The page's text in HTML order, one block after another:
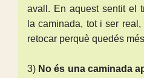
avall. En aquest sentit el
la caminada, tot i ser
retocar perquè quedés
3) No és una caminada